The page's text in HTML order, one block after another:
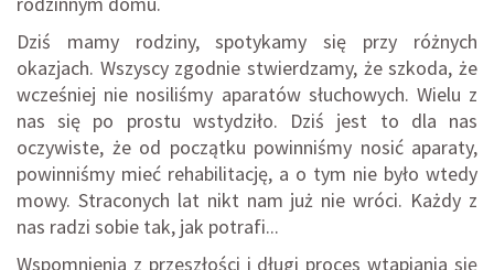
Dziś mamy rodziny, spotykamy się przy różnych
okazjach. Wszyscy zgodnie stwierdzamy, że szkoda, że
wcześniej nie nosiliśmy aparatów słuchowych. Wielu z
nas się po prostu wstydziło. Dziś jest to dla nas
oczywiste, że od początku powinniśmy nosić aparaty,
powinniśmy mieć rehabilitację, a o tym nie było wtedy
mowy. Straconych lat nikt nam już nie wróci. Każdy z
nas radzi sobie tak, jak potrafi...
Wspomnienia z przeszłości i długi proces wtapiania się